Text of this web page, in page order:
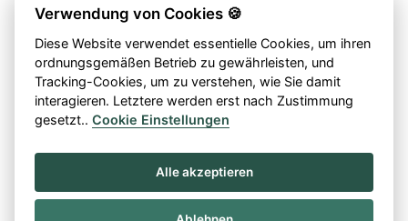
50 x 70 cm mixed media on canvas, 2024
Instagram
Linzer Tattooatelier
Verwendung von Cookies 🍪
Diese Website verwendet essentielle Cookies, um ihren
ordnungsgemäßen Betrieb zu gewährleisten, und
Tracking-Cookies, um zu verstehen, wie Sie damit
interagieren. Letztere werden erst nach Zustimmung
gesetzt..Cookie Einstellungen
Alle akzeptieren